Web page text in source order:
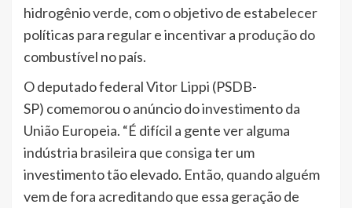
hidrogênio verde, com o objetivo de estabelecer
políticas para regular e incentivar a produção do
combustível no país.
O deputado federal Vitor Lippi (PSDB-
SP) comemorou o anúncio do investimento da
União Europeia. “É difícil a gente ver alguma
indústria brasileira que consiga ter um
investimento tão elevado. Então, quando alguém
vem de fora acreditando que essa geração de